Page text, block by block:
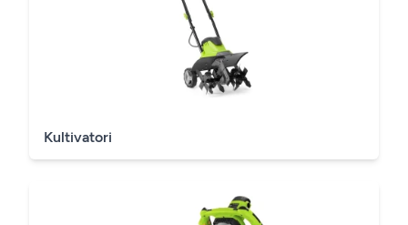
Kultivatori